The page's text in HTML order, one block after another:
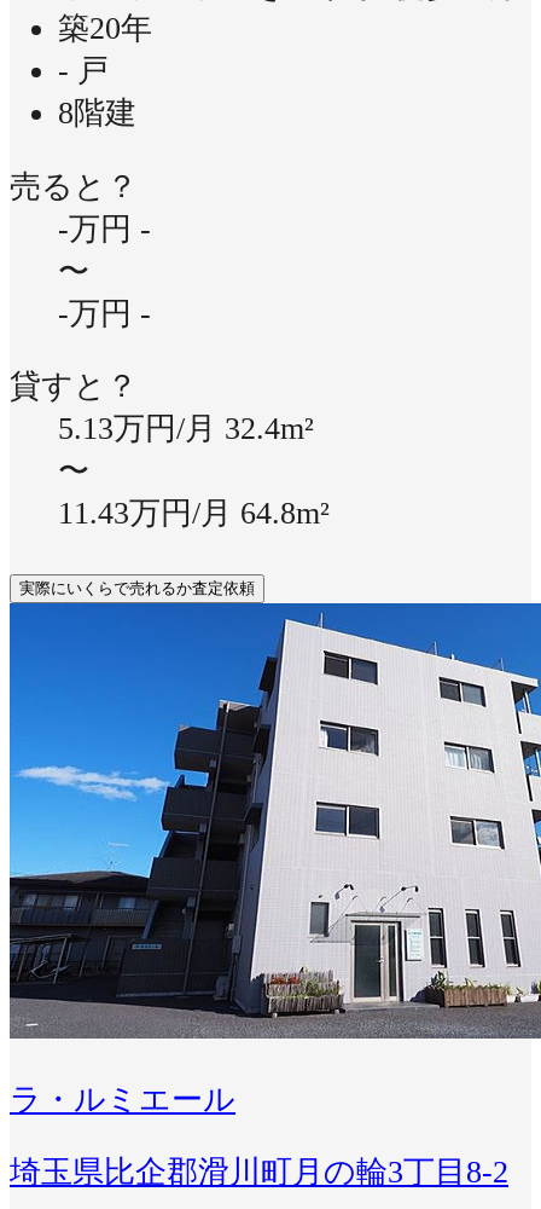
築20年
- 戸
8階建
売ると？
-万円 -
〜
-万円 -
貸すと？
5.13万円/月 32.4m²
〜
11.43万円/月 64.8m²
実際にいくらで売れるか査定依頼
ラ・ルミエール
埼玉県比企郡滑川町月の輪3丁目8-2